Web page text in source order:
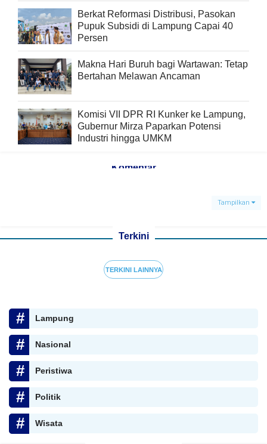
Berkat Reformasi Distribusi, Pasokan
Pupuk Subsidi di Lampung Capai 40
Persen
Makna Hari Buruh bagi Wartawan: Tetap
Bertahan Melawan Ancaman
Komisi VII DPR RI Kunker ke Lampung,
Gubernur Mirza Paparkan Potensi
Industri hingga UMKM
Komentar
Tampilkan
Terkini
TERKINI LAINNYA
Lampung
Nasional
Peristiwa
Politik
Wisata